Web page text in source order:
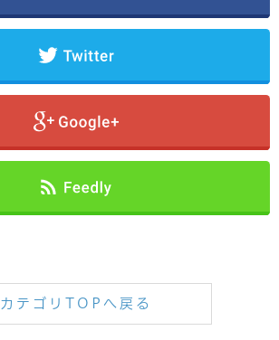
カテゴリTOPへ戻る